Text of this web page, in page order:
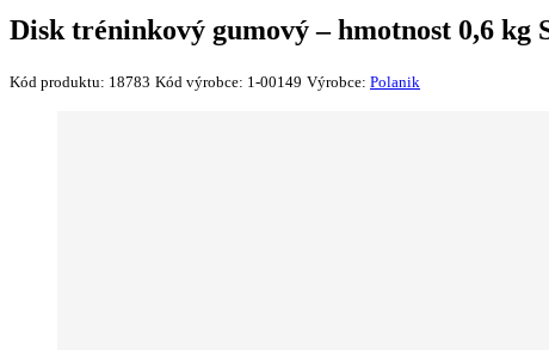
Disk tréninkový gumový – hmotnost 0,6 kg
Kód produktu: 18783 Kód výrobce: 1-00149 Výrobce: Polanik